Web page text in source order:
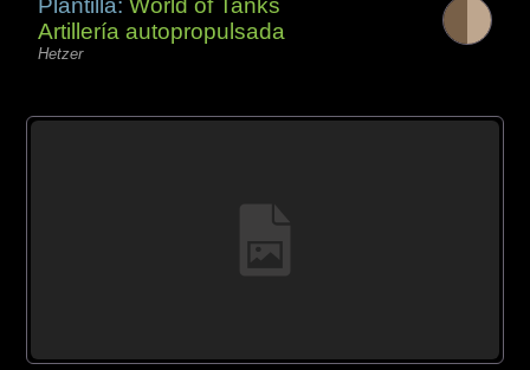
Plantilla:World of Tanks
Artillería autopropulsada
Hetzer